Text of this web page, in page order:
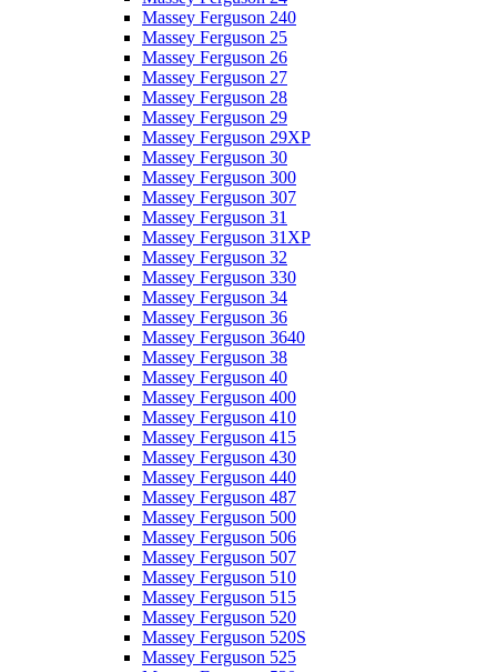
Massey Ferguson 240
Massey Ferguson 25
Massey Ferguson 26
Massey Ferguson 27
Massey Ferguson 28
Massey Ferguson 29
Massey Ferguson 29XP
Massey Ferguson 30
Massey Ferguson 300
Massey Ferguson 307
Massey Ferguson 31
Massey Ferguson 31XP
Massey Ferguson 32
Massey Ferguson 330
Massey Ferguson 34
Massey Ferguson 36
Massey Ferguson 3640
Massey Ferguson 38
Massey Ferguson 40
Massey Ferguson 400
Massey Ferguson 410
Massey Ferguson 415
Massey Ferguson 430
Massey Ferguson 440
Massey Ferguson 487
Massey Ferguson 500
Massey Ferguson 506
Massey Ferguson 507
Massey Ferguson 510
Massey Ferguson 515
Massey Ferguson 520
Massey Ferguson 520S
Massey Ferguson 525